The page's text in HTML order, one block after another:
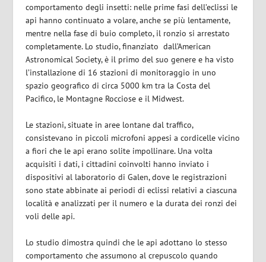
comportamento degli insetti: nelle prime fasi dell’eclissi le
api hanno continuato a volare, anche se più lentamente,
mentre nella fase di buio completo, il ronzio si arrestato
completamente. Lo studio, finanziato dall’American
Astronomical Society, è il primo del suo genere e ha visto
l’installazione di 16 stazioni di monitoraggio in uno
spazio geografico di circa 5000 km tra la Costa del
Pacifico, le Montagne Rocciose e il Midwest.
Le stazioni, situate in aree lontane dal traffico,
consistevano in piccoli microfoni appesi a cordicelle vicino
a fiori che le api erano solite impollinare. Una volta
acquisiti i dati, i cittadini coinvolti hanno inviato i
dispositivi al laboratorio di Galen, dove le registrazioni
sono state abbinate ai periodi di eclissi relativi a ciascuna
località e analizzati per il numero e la durata dei ronzi dei
voli delle api.
Lo studio dimostra quindi che le api adottano lo stesso
comportamento che assumono al crepuscolo quando